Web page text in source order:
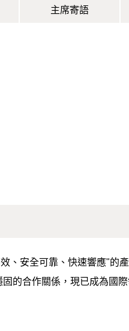
主席寄語
、安全可靠、快速響應"的
的合作關係，現已成為國際